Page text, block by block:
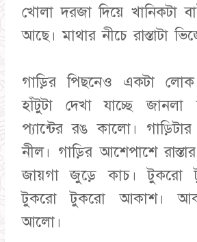
খোলা দরজা দিয়ে খানিকটা
আছে। মাথার নীচে রাস্তাটা
গাড়ির পিছনেও একটা
হাঁটুটা দেখা যাচ্ছে জানলা
প্যান্টের রঙ কালো।
নীল। গাড়ির আশেপাশে
জায়গা জুড়ে কাচ। টুকরো
টুকরো টুকরো আকাশ।
আলো।